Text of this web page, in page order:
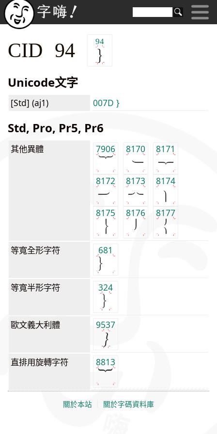
CID 94 94
Unicode文字
[Std] (aj1) 007D }
Std, Pro, Pr5, Pr6
其他異體 7906 8170 8171
8172 8173 8174
8175 8176 8177
等寬全形字符 681
等寬半形字符 324
歐文義大利體 9537
直排用旋轉字符 8813
關於本站 關於字碼資料庫